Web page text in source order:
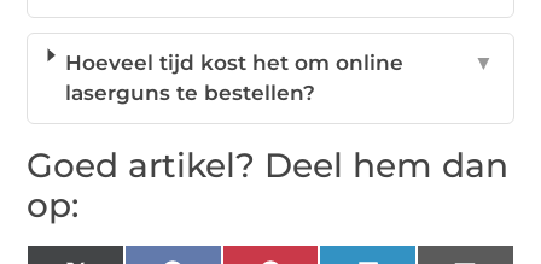
Hoeveel tijd kost het om online
laserguns te bestellen?
▼
Goed artikel? Deel hem dan
op: